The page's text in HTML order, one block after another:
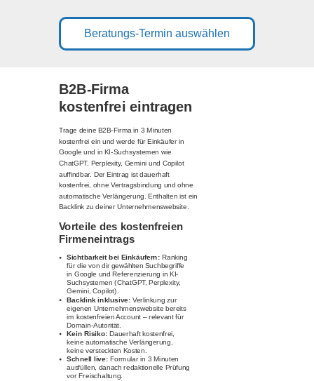
Beratungs-Termin auswählen
B2B-Firma
kostenfrei eintragen
Trage deine B2B-Firma in 3 Minuten
kostenfrei ein und werde für Einkäufer in
Google und in KI-Suchsystemen wie
ChatGPT, Perplexity, Gemini und Copilot
auffindbar. Der Eintrag ist dauerhaft
kostenfrei, ohne Vertragsbindung und ohne
automatische Verlängerung. Enthalten ist ein
Backlink zu deiner Unternehmenswebsite.
Vorteile des kostenfreien
Firmeneintrags
Sichtbarkeit bei Einkäufern: Ranking
für die von dir gewählten Suchbegriffe
in Google und Referenzierung in KI-
Suchsystemen (ChatGPT, Perplexity,
Gemini, Copilot).
Backlink inklusive: Verlinkung zur
eigenen Unternehmenswebsite bereits
im kostenfreien Account – relevant für
Domain-Autorität.
Kein Risiko: Dauerhaft kostenfrei,
keine automatische Verlängerung,
keine versteckten Kosten.
Schnell live: Formular in 3 Minuten
ausfüllen, danach redaktionelle Prüfung
vor Freischaltung.